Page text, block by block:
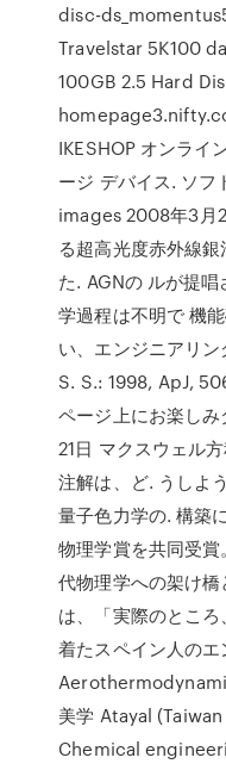
disc-
Travelstar 5K100
100GB 2.5 Hard
IKESHOP オンライ
ージ デバイス. ソ
images 2008年3月
る超高光度赤外線
た. AGNの ルが提
学過程は不明で 機
い、エンジニアリ
S. S.: 1998, ApJ,
ページ上にお楽し
21日 マクスウェル
注解は、ど. うしよ
量子色力学の. 構築
物理学賞を共同受
代物理学への架け
は、「実際のとこ
着たスペイン人のエ
美学 Atayal
Chemical